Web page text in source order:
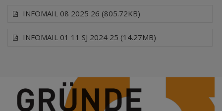
INFOMAIL 08 2025 26 (805.72KB)
INFOMAIL 01 11 SJ 2024 25 (14.27MB)